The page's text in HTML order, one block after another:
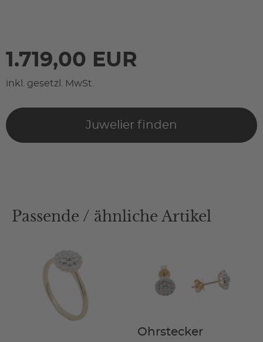
1.719,00 EUR
inkl. gesetzl. MwSt.
Juwelier finden
Passende / ähnliche Artikel
Ohrstecker